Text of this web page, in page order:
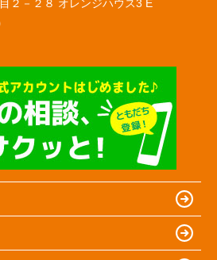
２－２８ オレンジハウス3 E